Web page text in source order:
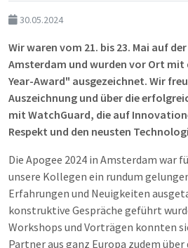
30.05.2024
Wir waren vom 21. bis 23. Mai auf
Amsterdam und wurden vor Ort
Year-Award" ausgezeichnet. Wir
Auszeichnung und über die
mit WatchGuard, die auf
Respekt und den neusten
Die Apogee 2024 in Amsterdam war
unsere Kollegen ein rundum
Erfahrungen und Neuigkeiten
konstruktive Gespräche geführt
Workshops und Vorträgen konnten
Partner aus ganz Europa zudem